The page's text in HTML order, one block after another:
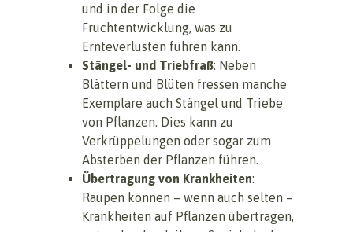
und in der Folge die
Fruchtentwicklung, was zu
Ernteverlusten führen kann.
Stängel- und Triebfraß: Neben
Blättern und Blüten fressen manche
Exemplare auch Stängel und Triebe
von Pflanzen. Dies kann zu
Verkrüppelungen oder sogar zum
Absterben der Pflanzen führen.
Übertragung von Krankheiten:
Raupen können – wenn auch selten –
Krankheiten auf Pflanzen übertragen,